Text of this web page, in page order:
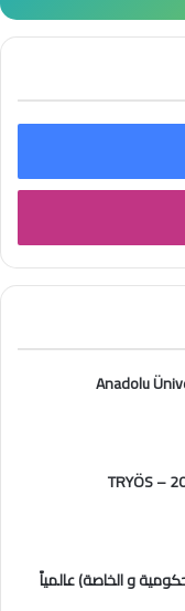
و الخاصة) عالمياً